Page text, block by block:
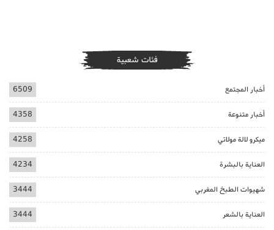
فئات شعبية
أخبار المجتمع 6509
أخبار متنوعة 4358
ميكرو لالة مولاتي 4258
العناية بالبشرة 4234
شهيوات الطبخ المغربي 3444
العناية بالشعر 3444